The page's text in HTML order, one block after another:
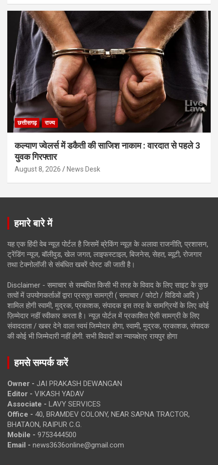
छत्तीसगढ़ राज्य
कल्याण ज्वेलर्स में डकैती की साजिश नाकाम : वारदात से पहले 3
युवक गिरफ्तार
August 8, 2026 News Desk
हमारे बारे में
यह एक हिंदी वेब न्यूज़ पोर्टल है जिसमें ब्रेकिंग न्यूज़ के अलावा राजनीति, प्रशासन,
ट्रेंडिंग न्यूज, बॉलीवुड, खेल जगत, लाइफस्टाइल, बिजनेस, सेहत, ब्यूटी, रोजगार
तथा टेक्नोलॉजी से संबंधित खबरें पोस्ट की जाती है।
Disclaimer - समाचार से सम्बंधित किसी भी तरह के विवाद के लिए साइट के कुछ
तत्वों में उपयोगकर्ताओं द्वारा प्रस्तुत सामग्री ( समाचार / फोटो / विडियो आदि )
शामिल होगी स्वामी, मुद्रक, प्रकाशक, संपादक इस तरह के सामग्रियों के लिए कोई
ज़िम्मेदार नहीं स्वीकार करता है। न्यूज़ पोर्टल में प्रकाशित ऐसी सामग्री के लिए
संवाददाता / खबर देने वाला स्वयं जिम्मेदार होगा, स्वामी, मुद्रक, प्रकाशक, संपादक
की कोई भी जिम्मेदारी नहीं होगी. सभी विवादों का न्यायक्षेत्र रायपुर होगा
हमसे सम्पर्क करें
Owner - JAI PRAKASH DEWANGAN
Editor - VIKASH YADAV
Associate - LAVY SERVICES
Office - 40, BRAMDEV COLONY, NEAR SAPNA TRACTOR,
BHATAON, RAIPUR C.G.
Mobile - 9753444500
Email - news3636online@gmail.com